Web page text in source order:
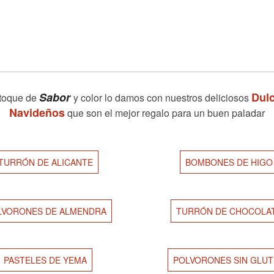
deSabory color lo damos con nuestros deliciosos
Navideñosque son el mejor regalo para un buen paladar
DE ALICANTE BOMBONES DE HIGO
DE ALMENDRA TURRÓN DE
PASTELES DE YEMA POLVORONES SIN